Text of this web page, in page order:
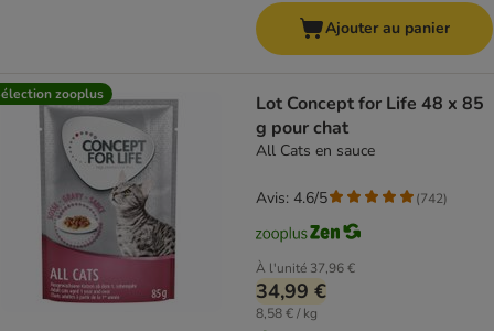
Ajouter au panier
zooplus
Lot Concept for Life 48 x 85
g pour chat
All Cats en sauce
À l'unité 37,96 €
34,99 €
8,58 € / kg
Avis: 4.6/5 (742)